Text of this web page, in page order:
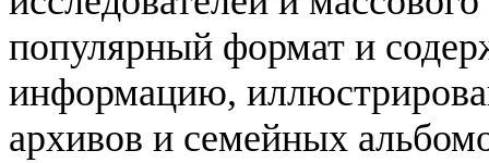
популярный формат и
информацию,
архивов и семейных